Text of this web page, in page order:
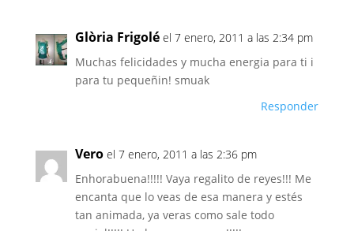
Glòria Frigolé el 7 enero, 2011 a las 2:34 pm
Muchas felicidades y mucha energia para ti i
para tu pequeñin! smuak
Responder
Vero el 7 enero, 2011 a las 2:36 pm
Enhorabuena!!!!! Vaya regalito de reyes!!! Me
encanta que lo veas de esa manera y estés
tan animada, ya veras como sale todo